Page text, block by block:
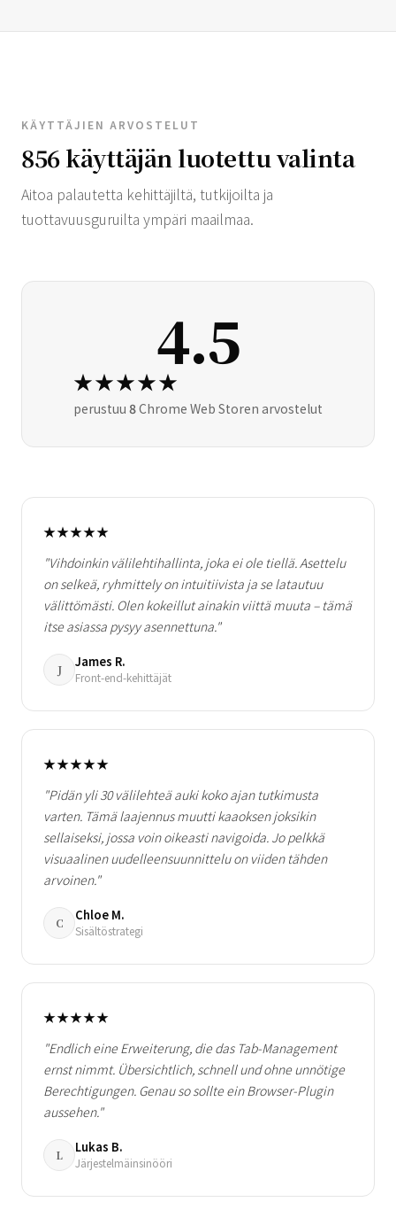
KÄYTTÄJIEN ARVOSTELUT
856 käyttäjän luotettu valinta
Aitoa palautetta kehittäjiltä, ​​tutkijoilta ja
tuottavuusguruilta ympäri maailmaa.
4.5
★★★★★
perustuu 8Chrome Web Storen arvostelut
★★★★★
"Vihdoinkin välilehtihallinta, joka ei ole tiellä. Asettelu
on selkeä, ryhmittely on intuitiivista ja se latautuu
välittömästi. Olen kokeillut ainakin viittä muuta – tämä
itse asiassa pysyy asennettuna."
J James R.
Front-end-kehittäjät
★★★★★
"Pidän yli 30 välilehteä auki koko ajan tutkimusta
varten. Tämä laajennus muutti kaaoksen joksikin
sellaiseksi, jossa voin oikeasti navigoida. Jo pelkkä
visuaalinen uudelleensuunnittelu on viiden tähden
arvoinen."
C Chloe M.
Sisältöstrategi
★★★★★
"Endlich eine Erweiterung, die das Tab-Management
ernst nimmt. Übersichtlich, schnell und ohne unnötige
Berechtigungen. Genau so sollte ein Browser-Plugin
aussehen."
L Lukas B.
Järjestelmäinsinööri